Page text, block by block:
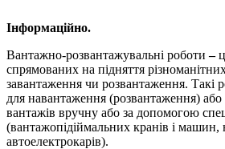
Інформаційно.
Вантажно-розвантажувальні роботи –
спрямованих на підняття
завантаження чи розвантаження. Такі
для навантаження (розвантаження)
вантажів вручну або за допомогою
(вантажопідіймальних кранів і машин,
автоелектрокарів).